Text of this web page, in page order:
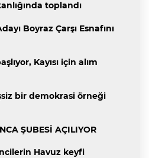
toplandı
Boyraz Çarşı Esnafını
Kayısı için alım
bir demokrasi örneği
ŞUBESİ AÇILIYOR
Havuz keyfi